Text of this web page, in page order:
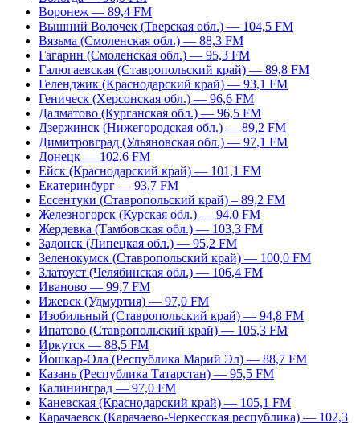
Воронеж — 89,4 FM
Вышний Волочек (Тверская обл.) — 104,5 FM
Вязьма (Смоленская обл.) — 88,3 FM
Гагарин (Смоленская обл.) — 95,3 FM
Галюгаевская (Ставропольский край) — 89,8 FM
Геленджик (Краснодарский край) — 93,1 FM
Геническ (Херсонская обл.) — 96,6 FM
Далматово (Курганская обл.) — 96,5 FM
Дзержинск (Нижегородская обл.) — 89,2 FM
Димитровград (Ульяновская обл.) — 97,1 FM
Донецк — 102,6 FM
Ейск (Краснодарский край) — 101,1 FM
Екатеринбург — 93,7 FM
Ессентуки (Ставропольский край) – 89,2 FM
Железногорск (Курская обл.) — 94,0 FM
Жердевка (Тамбовская обл.) — 103,3 FM
Задонск (Липецкая обл.) — 95,2 FM
Зеленокумск (Ставропольский край) — 100,0 FM
Златоуст (Челябинская обл.) — 106,4 FM
Иваново — 99,7 FM
Ижевск (Удмуртия) — 97,0 FM
Изобильный (Ставропольский край) — 94,8 FM
Ипатово (Ставропольский край) — 105,3 FM
Иркутск — 88,5 FM
Йошкар-Ола (Республика Марий Эл) — 88,7 FM
Казань (Республика Татарстан) — 95,5 FM
Калининград — 97,0 FM
Каневская (Краснодарский край) — 105,1 FM
Карачаевск (Карачаево-Черкесская республика) — 102,3